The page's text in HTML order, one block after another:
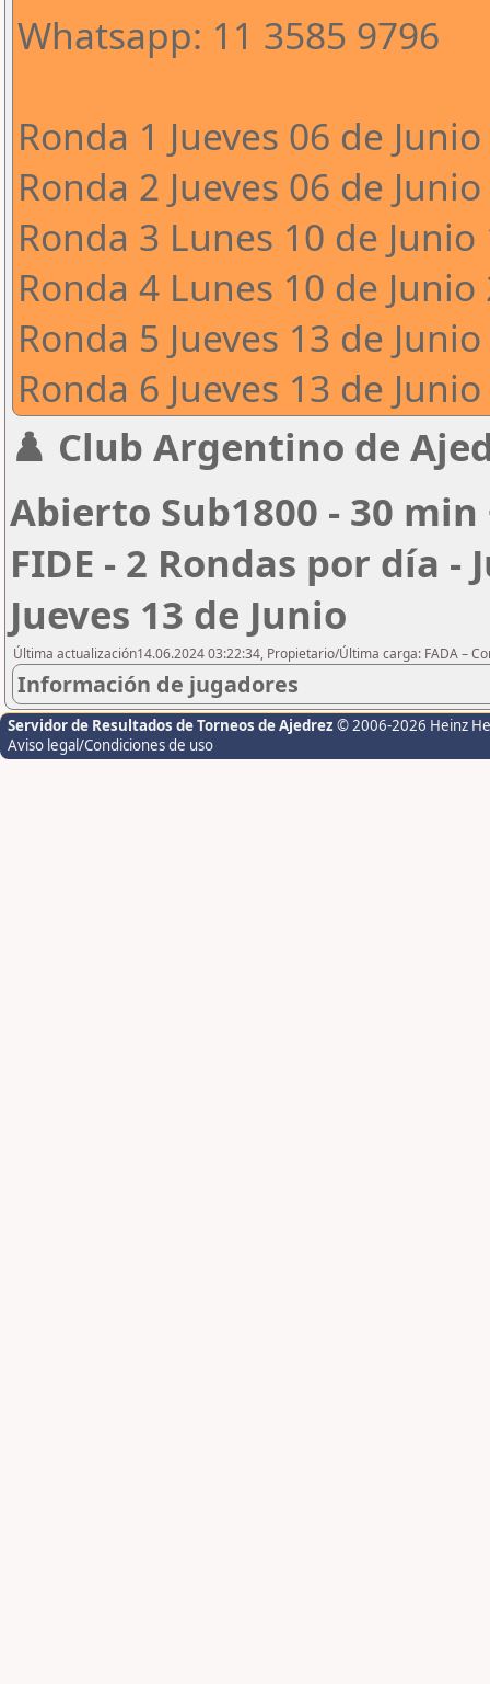
Whatsapp: 11 3585 9796
Ronda 1 Jueves 06 de
Ronda 2 Jueves 06 de
Ronda 3 Lunes 10 de Junio
Ronda 4 Lunes 10 de Junio
Ronda 5 Jueves 13 de
Ronda 6 Jueves 13 de
♟️ Club Argentino de
Abierto Sub1800 - 30 min
FIDE - 2 Rondas por día -
Jueves 13 de Junio
Última actualización14.06.2024 03:22:34, Propietario/Última carga: FADA –
Información de jugadores
Servidor de Resultados de Torneos de Ajedrez © 2006-2026 Heinz
Aviso legal/Condiciones de uso